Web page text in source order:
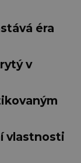
éra
v
vlastnosti